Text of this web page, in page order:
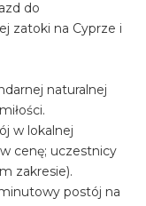
do
zatoki na Cyprze i
naturalnej
w lokalnej
cenę; uczestnicy
zakresie).
postój na